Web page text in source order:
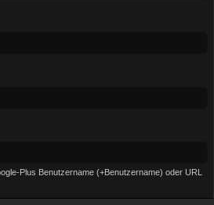
Plus Benutzername (+Benutzername) oder URL